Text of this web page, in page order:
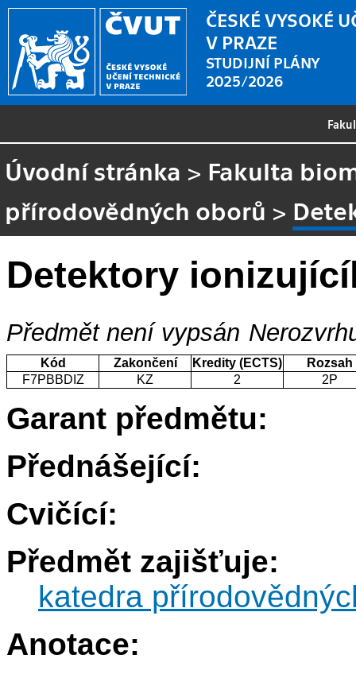
ČESKÉ VYSOKÉ
V PRAZE
STUDIJNÍ PLÁNY
2025/2026
Úvodní stránka > Fakulta
přírodovědných oborů >
Detektory
Předmět není vypsán
Kód Zakončení Kredity (ECTS)
Rozsah
F7PBBDIZ
KZ 2 2P
Garant předmětu:
Přednášející:
Cvičící:
Předmět zajišťuje:
katedra
Anotace: